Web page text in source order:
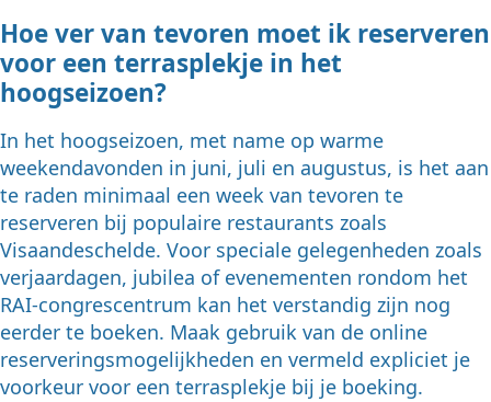
Hoe ver van tevoren moet ik reserveren
voor een terrasplekje in het
hoogseizoen?
In het hoogseizoen, met name op warme
weekendavonden in juni, juli en augustus, is het aan
te raden minimaal een week van tevoren te
reserveren bij populaire restaurants zoals
Visaandeschelde. Voor speciale gelegenheden zoals
verjaardagen, jubilea of evenementen rondom het
RAI-congrescentrum kan het verstandig zijn nog
eerder te boeken. Maak gebruik van de online
reserveringsmogelijkheden en vermeld expliciet je
voorkeur voor een terrasplekje bij je boeking.